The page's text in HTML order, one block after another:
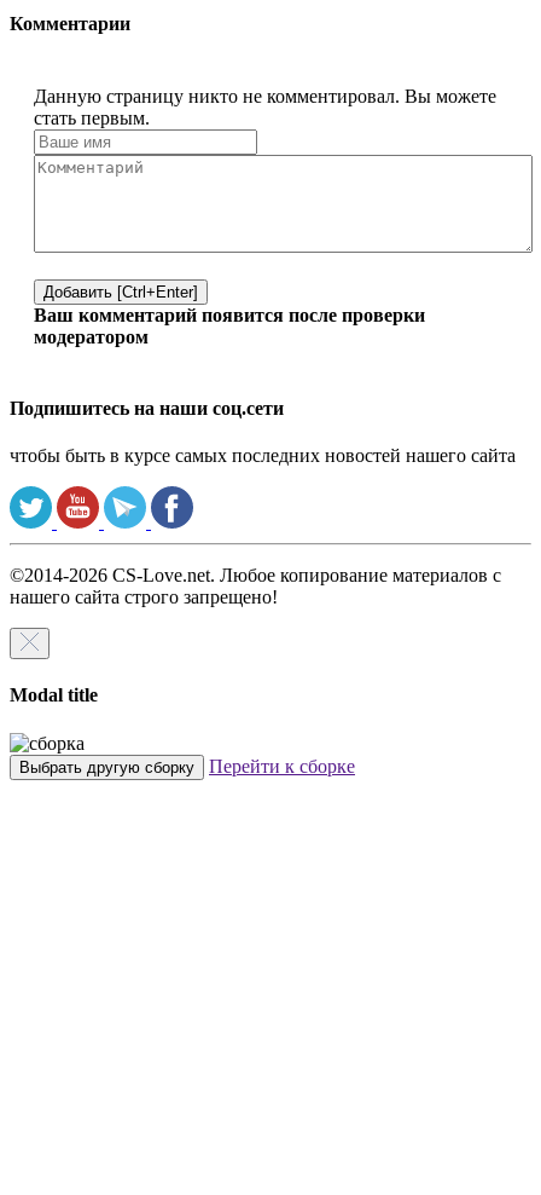
Комментарии
Данную страницу никто не комментировал. Вы можете
стать первым.
Добавить [Ctrl+Enter]
Ваш комментарий появится после проверки
модератором
Подпишитесь на наши соц.сети
чтобы быть в курсе самых последних новостей нашего сайта
©2014-2026 CS-Love.net. Любое копирование материалов с
нашего сайта строго запрещено!
Modal title
Выбрать другую сборку Перейти к сборке